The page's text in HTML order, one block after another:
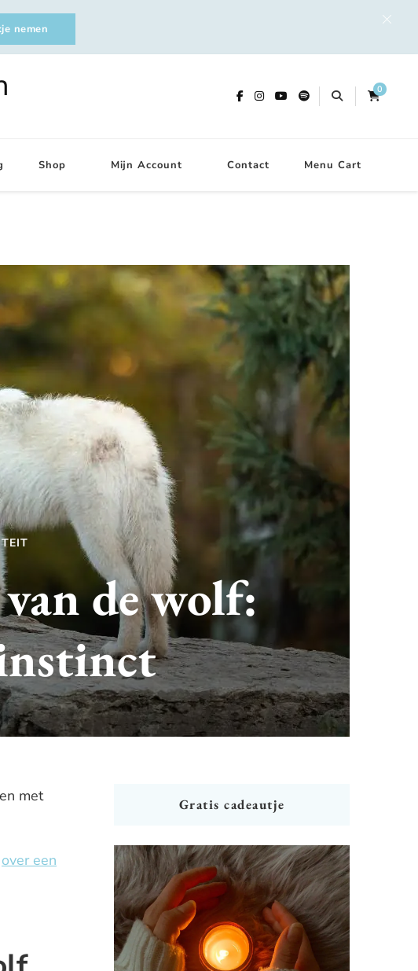
nemen
0
Shop Mijn Account Contact Menu Cart
de wolf:
met
over een
Gratis cadeautje